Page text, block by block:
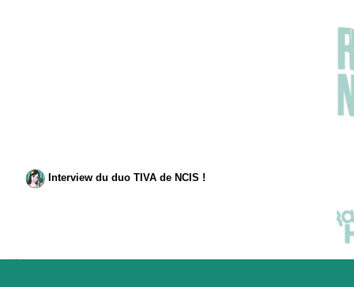
Interview du duo TIVA de NCIS !